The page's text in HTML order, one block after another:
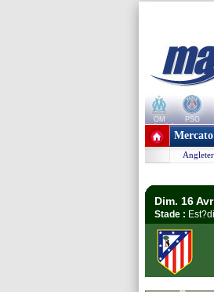
OM PSG
+ de clubs
Mercato
Dim. 16
Stade :